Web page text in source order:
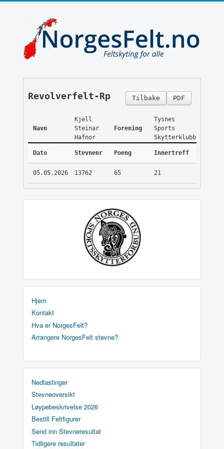
PDF
Tilbake
Revolverfelt-Rp
Navn
Kjell
Steinar
Hafnor
Forening
Tysnes
Sports
Skytterklubb
Dato Stevnenr Poeng Innertreff
05.05.2026 13762 65 21
Hjem
Kontakt
Hva er NorgesFelt?
Arrangere NorgesFelt stevne?
Nedlastinger
Stevneoversikt
Løypebeskrivelse 2026
Bestill Feltfigurer
Send inn Stevneresultat
Tidligere resultater